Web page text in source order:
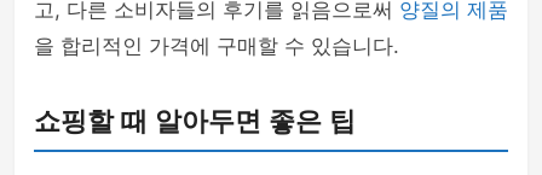
고, 다른 소비자들의 후기를 읽음으로써 양질의 제품
을 합리적인 가격에 구매할 수 있습니다.
쇼핑할 때 알아두면 좋은 팁